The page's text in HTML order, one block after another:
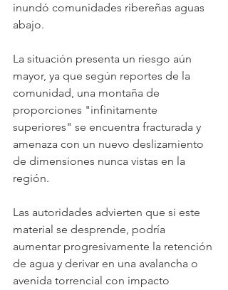
inundó comunidades ribereñas aguas
abajo.
La situación presenta un riesgo aún
mayor, ya que según reportes de la
comunidad, una montaña de
proporciones "infinitamente
superiores" se encuentra fracturada y
amenaza con un nuevo deslizamiento
de dimensiones nunca vistas en la
región.
Las autoridades advierten que si este
material se desprende, podría
aumentar progresivamente la retención
de agua y derivar en una avalancha o
avenida torrencial con impacto